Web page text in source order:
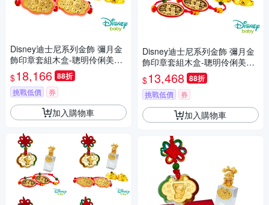
Disney迪士尼系列金飾 彌月金
飾印章套組木盒-聰明伶俐美妮
款-美妮造型印章 0.55錢
$18,166 88折
挑戰低價 券
加入購物車
Disney迪士尼系列金飾 彌月金
飾印章套組木盒-聰明伶俐美妮
款-美妮造型印章 0.35錢
$13,468 88折
挑戰低價 券
加入購物車